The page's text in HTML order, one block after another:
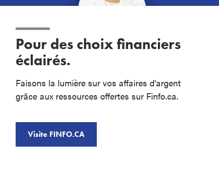
Pour des choix financiers
éclairés.
Faisons la lumière sur vos affaires d’argent
grâce aux ressources offertes sur Finfo.ca.
Visite FINFO.CA